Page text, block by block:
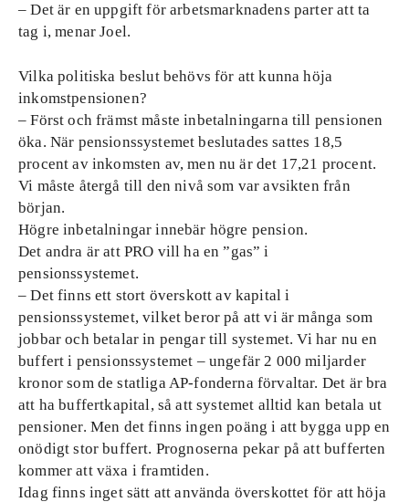
– Det är en uppgift för arbetsmarknadens parter att ta
tag i, menar Joel.
Vilka politiska beslut behövs för att kunna höja
inkomstpensionen?
– Först och främst måste inbetalningarna till pensionen
öka. När pensionssystemet beslutades sattes 18,5
procent av inkomsten av, men nu är det 17,21 procent.
Vi måste återgå till den nivå som var avsikten från
början.
Högre inbetalningar innebär högre pension.
Det andra är att PRO vill ha en ”gas” i
pensionssystemet.
– Det finns ett stort överskott av kapital i
pensionssystemet, vilket beror på att vi är många som
jobbar och betalar in pengar till systemet. Vi har nu en
buffert i pensionssystemet – ungefär 2 000 miljarder
kronor som de statliga AP-fonderna förvaltar. Det är bra
att ha buffertkapital, så att systemet alltid kan betala ut
pensioner. Men det finns ingen poäng i att bygga upp en
onödigt stor buffert. Prognoserna pekar på att bufferten
kommer att växa i framtiden.
Idag finns inget sätt att använda överskottet för att höja